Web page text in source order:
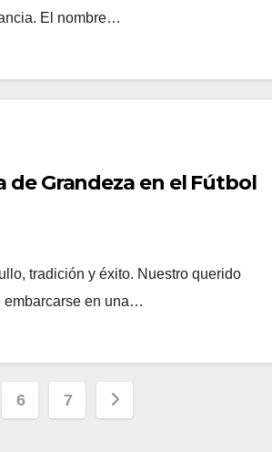
El nombre…
de Grandeza en el Fútbol
tradición y éxito. Nuestro querido
embarcarse en una…
6 7